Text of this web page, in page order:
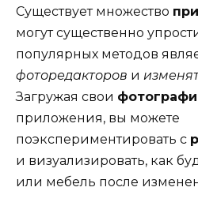
Существует множество
могут существенно
популярных методов
фоторедакторов и
Загружая свои
приложения, вы можете
поэкспериментировать с
и визуализировать, как
или мебель после